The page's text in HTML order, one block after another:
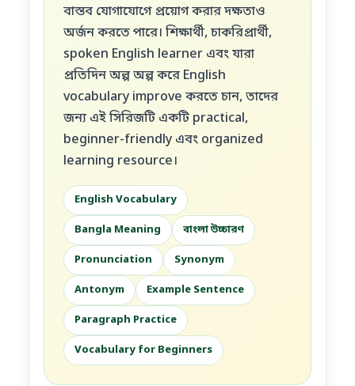
বাস্তব যোগাযোগে প্রয়োগ করার দক্ষতাও
অর্জন করতে পারে। শিক্ষার্থী, চাকরিপ্রার্থী,
spoken English learner এবং যারা
প্রতিদিন অল্প অল্প করে English
vocabulary improve করতে চান, তাদের
জন্য এই সিরিজটি একটি practical,
beginner-friendly এবং organized
learning resource।
English Vocabulary
Bangla Meaning বাংলা উচ্চারণ
Pronunciation Synonym
Antonym Example Sentence
Paragraph Practice
Vocabulary for Beginners